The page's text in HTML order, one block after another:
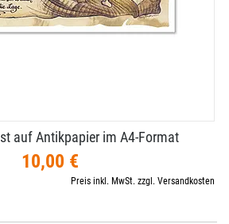
auf Antikpapier im A4-​Format
10,00 €
Preis inkl. MwSt. zzgl. Versandkosten